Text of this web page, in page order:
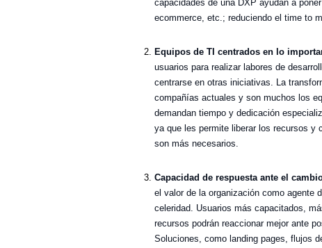
capacidades de una DXP ayudan a
ecommerce, etc.; reduciendo el time to
Equipos de TI centrados en lo
usuarios para realizar labores de
centrarse en otras iniciativas. La
compañías actuales y son muchos los
demandan tiempo y dedicación
ya que les permite liberar los recursos y
son más necesarios.
Capacidad de respuesta ante el
el valor de la organización como agente
celeridad. Usuarios más capacitados,
recursos podrán reaccionar mejor ante
Soluciones, como landing pages, flujos